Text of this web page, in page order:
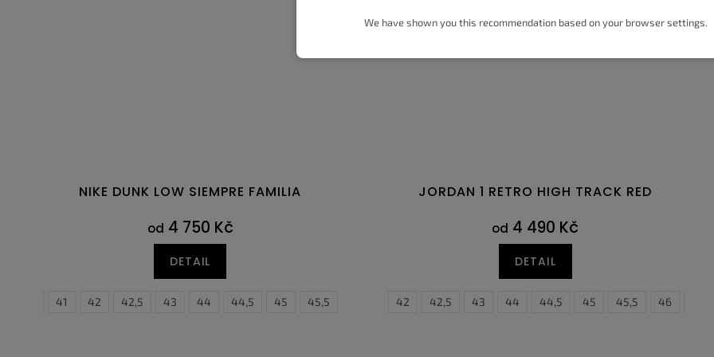
NIKE DUNK LOW SIEMPRE FAMILIA
od 4 750 Kč
DETAIL
41 42 42,5 43 44 44,5 45 45,5 47 47,5
JORDAN 1 RETRO HIGH TRACK RED
od 4 490 Kč
DETAIL
40,5 42 42,5 43 44 44,5 45 45,5 46
We have shown you this recommendation based on your browser settings.